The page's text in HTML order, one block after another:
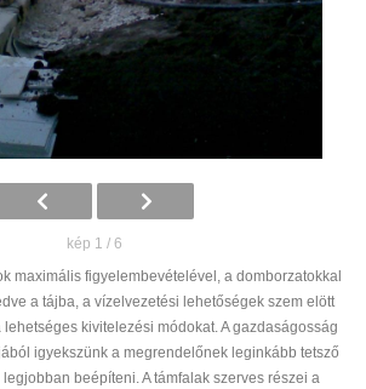
kép 1 / 6
maximális figyelembevételével, a domborzatokkal
a tájba, a vízelvezetési lehetőségek szem elött
kivitelezési módokat. A gazdaságosság
igyekszünk a megrendelőnek leginkább tetsző
beépíteni. A támfalak szerves részei a